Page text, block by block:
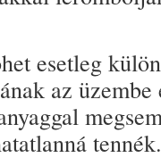
esetleg
az
tennék.